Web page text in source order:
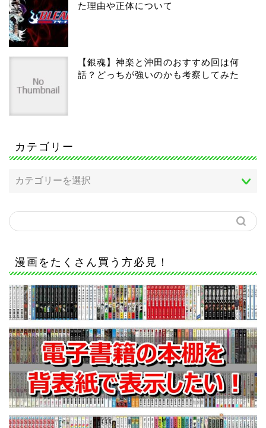
た理由や正体について
【銀魂】神楽と沖田のおすすめ回は何
話？どっちが強いのかも考察してみた
カテゴリー
漫画をたくさん買う方必見！